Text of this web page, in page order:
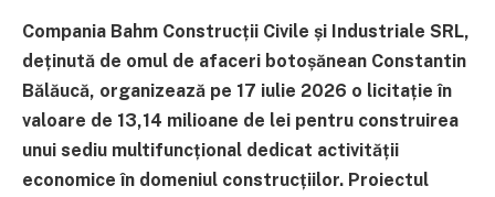
Compania Bahm Construcții Civile și Industriale SRL,
deținută de omul de afaceri botoșănean Constantin
Bălăucă, organizează pe 17 iulie 2026 o licitație în
valoare de 13,14 milioane de lei pentru construirea
unui sediu multifuncțional dedicat activității
economice în domeniul construcțiilor. Proiectul